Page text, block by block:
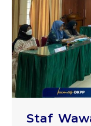
Staf